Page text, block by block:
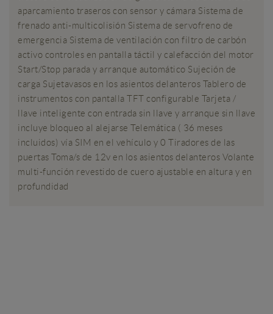
aparcamiento traseros con sensor y cámara Sistema de
frenado anti-multicolisión Sistema de servofreno de
emergencia Sistema de ventilación con filtro de carbón
activo controles en pantalla táctil y calefacción del motor
Start/Stop parada y arranque automático Sujeción de
carga Sujetavasos en los asientos delanteros Tablero de
instrumentos con pantalla TFT configurable Tarjeta /
llave inteligente con entrada sin llave y arranque sin llave
incluye bloqueo al alejarse Telemática ( 36 meses
incluidos) vía SIM en el vehículo y 0 Tiradores de las
puertas Toma/s de 12v en los asientos delanteros Volante
multi-función revestido de cuero ajustable en altura y en
profundidad